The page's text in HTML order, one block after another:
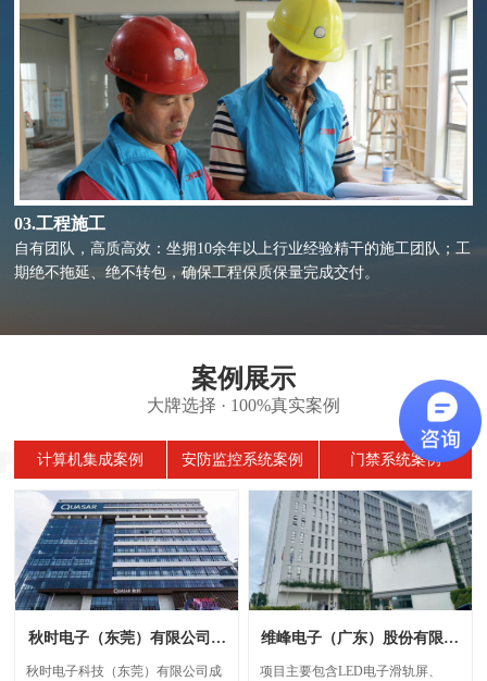
03.工程施工
自有团队，高质高效：坐拥10余年以上行业经验精干的施工团队；工
期绝不拖延、绝不转包，确保工程保质保量完成交付。
案例展示
大牌选择 · 100%真实案例
计算机集成案例 安防监控系统案例 门禁系统案例
秋时电子（东莞）有限公司弱
电智能化项目案例
秋时电子科技（东莞）有限公司成
维峰电子（广东）股份有限公
司弱电智能化项目案例
项目主要包含LED电子滑轨屏、